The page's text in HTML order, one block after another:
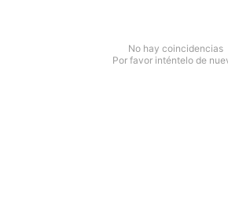
No hay coincidencias
Por favor inténtelo de